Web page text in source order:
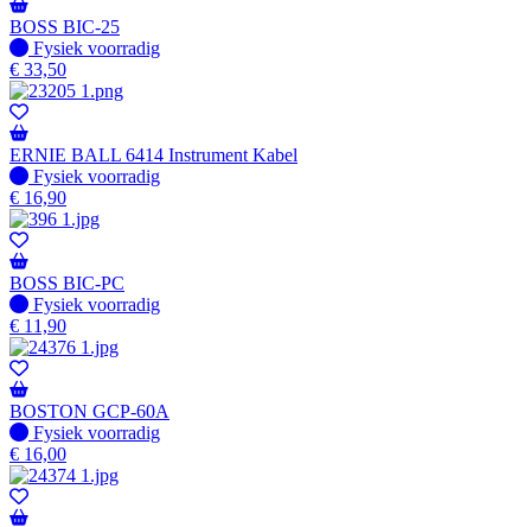
BOSS BIC-25
Fysiek voorradig
Fysiek voorradig
€ 33,50
ERNIE BALL 6414 Instrument Kabel
Fysiek voorradig
Fysiek voorradig
€ 16,90
BOSS BIC-PC
Fysiek voorradig
Fysiek voorradig
€ 11,90
BOSTON GCP-60A
Fysiek voorradig
Fysiek voorradig
€ 16,00